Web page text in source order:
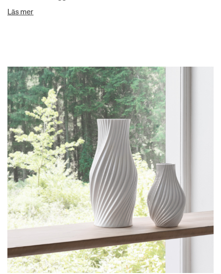
dricker ur. Seriens muggar på 39 cl är perfekta för en stor kopp
och bjuder in till att vi går ett steg djupare och ger
uppmärksamhet till din dryck i muggen och maten på tallriken,
till sinnena och till samtalet med de andra runt bordet. Alla fyra
vackra nyanser i Rhombe Earth-serien är precis som i Lyngby
Porcelæns populära Rhombe Color-serie noga utvalda av
designduon Stilleben, som består av Ditte Reckweg och Jelena
Schou Nordentoft. Använd de olika Rhombe Earth-delarna
tillsammans i din dukning och låt de olika storlekarna på
tallrikarna titta fram under varandra så att de varma färgerna
får prata med varandra. Tallrikarna, muggarna och skålarna i
Rhombe Earth är naturligtvis också perfekta både tillsammans
och var för sig som ett komplement till din Rhombe Color-
samling eller i kombination med den klassiska vita Rhombe-
servisen där de grå och bruna nyanserna på Rhombe Earth-
delarna tillsammans med Lyngby Porcelæns linjer skapar ett
modernt och avslappnat uttryck och står vackert mot det vita
porslinet.
Läs mer